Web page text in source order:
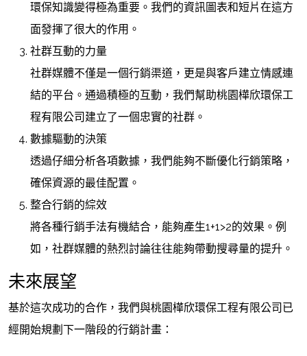
環保知識變得極為重要。我們的資訊圖表和短片在這方
面發揮了很大的作用。
社群互動的力量
社群媒體不僅是一個行銷渠道，更是與客戶建立情感連
結的平台。通過積極的互動，我們幫助桃園樺欣環保工
程有限公司建立了一個忠實的社群。
數據驅動的決策
透過仔細分析各項數據，我們能夠不斷優化行銷策略，
確保資源的最佳配置。
整合行銷的綜效
將各種行銷手法有機結合，能夠產生1+1>2的效果。例
如，社群媒體的熱烈討論往往能夠帶動搜尋量的提升。
未來展望
基於這次成功的合作，我們與桃園樺欣環保工程有限公司已
經開始規劃下一階段的行銷計畫：